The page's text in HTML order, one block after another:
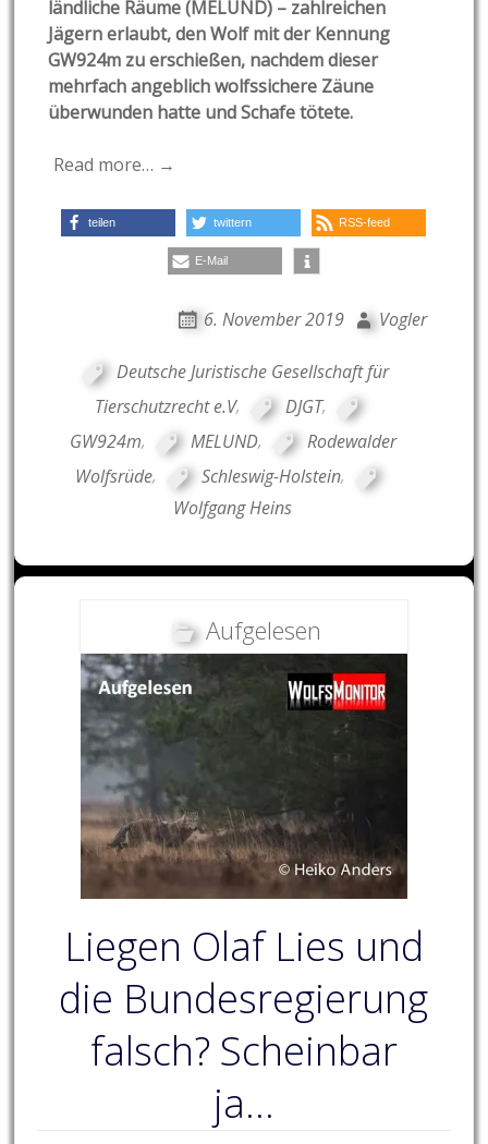
ländliche Räume (MELUND) – zahlreichen
Jägern erlaubt, den Wolf mit der Kennung
GW924m zu erschießen, nachdem dieser
mehrfach angeblich wolfssichere Zäune
überwunden hatte und Schafe tötete.
Read more… →
teilen twittern RSS-feed
E-Mail
6. November 2019 Vogler
Deutsche Juristische Gesellschaft für
Tierschutzrecht e.V, DJGT,
GW924m, MELUND,
Rodewalder
Wolfsrüde, Schleswig-Holstein,
Wolfgang Heins
Aufgelesen
Liegen Olaf Lies und
die Bundesregierung
falsch? Scheinbar
ja…